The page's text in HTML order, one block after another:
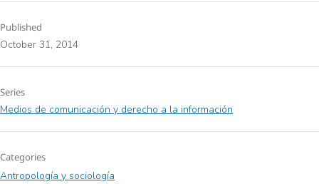
Published
October 31, 2014
Series
Medios de comunicación y derecho a la información
Categories
Antropología y sociología